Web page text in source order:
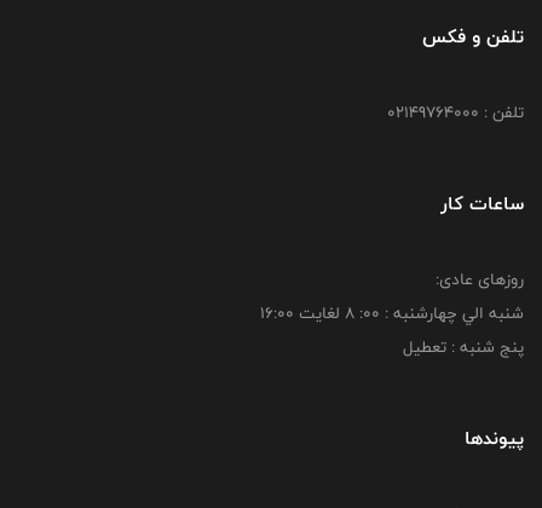
تلفن و فکس
تلفن : 02149764000
ساعات کار
روزهای عادی:
شنبه الي چهارشنبه : 00: 8 لغايت 16:00
پنج شنبه : تعطیل
پیوندها